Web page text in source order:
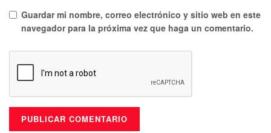
Guardar mi nombre, correo electrónico y sitio web en este
navegador para la próxima vez que haga un comentario.